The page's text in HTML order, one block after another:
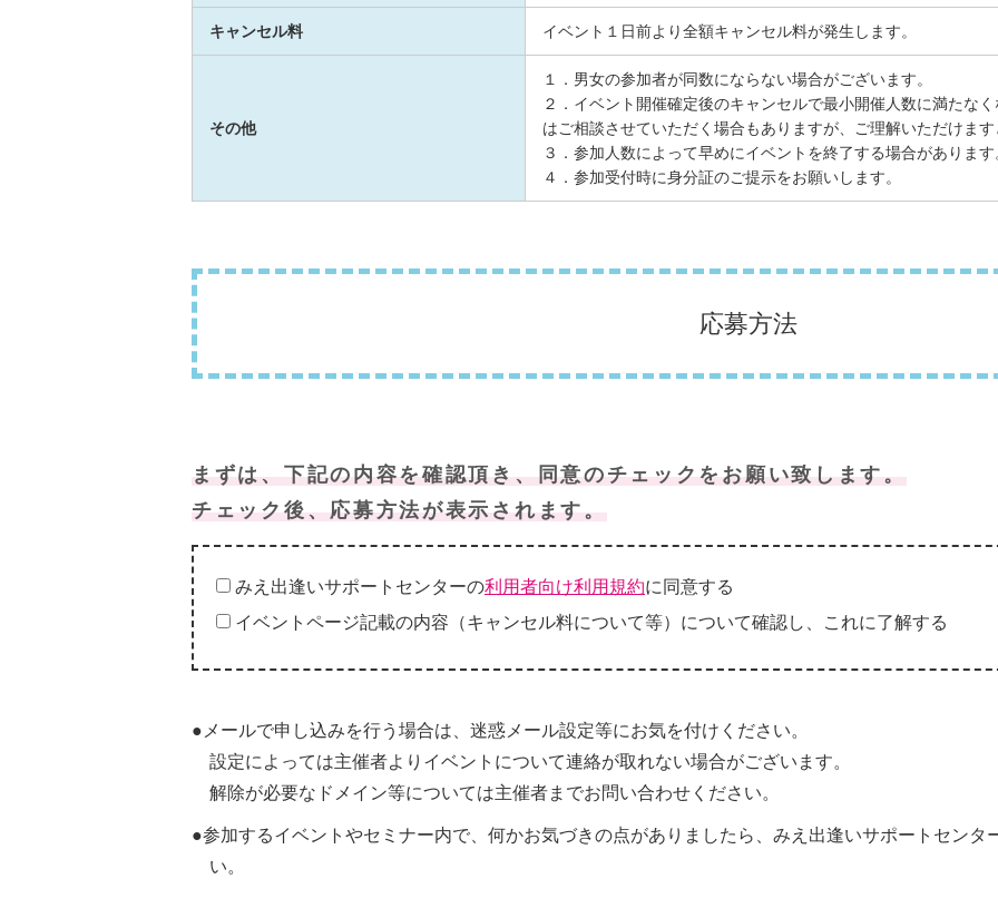
キャンセル料 イベント１日前より全額キャンセル料が発生します。
その他
１．男女の参加者が同数にならない場合がございます。
２．イベント開催確定後のキャンセルで最小開催人数に満たな
はご相談させていただく場合もありますが、ご理解いただけます
３．参加人数によって早めにイベントを終了する場合があります
４．参加受付時に身分証のご提示をお願いします。
応募方法
まずは、下記の内容を確認頂き、同意のチェックをお願い致します。
チェック後、応募方法が表示されます。
みえ出逢いサポートセンターの利用者向け利用規約に同意する
イベントページ記載の内容（キャンセル料について等）について確認し、これに了解する
●メールで申し込みを行う場合は、迷惑メール設定等にお気を付けください。
設定によっては主催者よりイベントについて連絡が取れない場合がございます。
解除が必要なドメイン等については主催者までお問い合わせください。
●参加するイベントやセミナー内で、何かお気づきの点がありましたら、みえ出逢いサポートセンタ
い。